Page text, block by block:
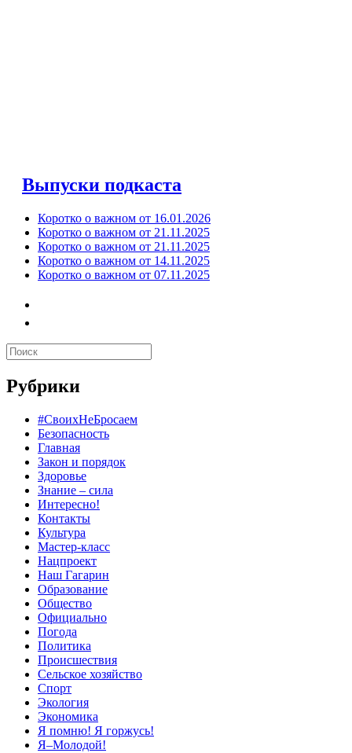
Выпуски подкаста
Коротко о важном от 16.01.2026
Коротко о важном от 21.11.2025
Коротко о важном от 21.11.2025
Коротко о важном от 14.11.2025
Коротко о важном от 07.11.2025
Рубрики
#СвоихНеБросаем
Безопасность
Главная
Закон и порядок
Здоровье
Знание – сила
Интересно!
Контакты
Культура
Мастер-класс
Нацпроект
Наш Гагарин
Образование
Общество
Официально
Погода
Политика
Происшествия
Сельское хозяйство
Спорт
Экология
Экономика
Я помню! Я горжусь!
Я–Молодой!